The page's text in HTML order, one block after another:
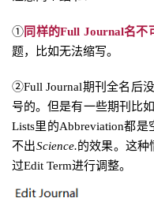
①同样的Full Journal名不
题，比如无法缩写。
②Full Journal期刊全名后
号的。但是有一些期刊比
Lists里的Abbreviation都
不出Science.的效果。这种
过Edit Term进行调整。